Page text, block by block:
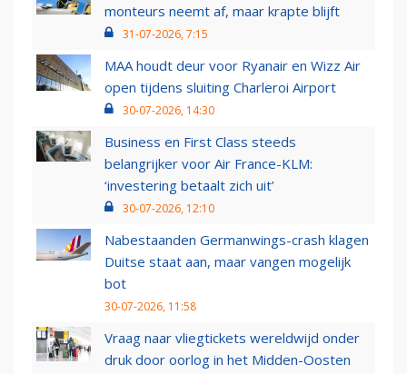
monteurs neemt af, maar krapte blijft
31-07-2026, 7:15
MAA houdt deur voor Ryanair en Wizz Air
open tijdens sluiting Charleroi Airport
30-07-2026, 14:30
Business en First Class steeds
belangrijker voor Air France-KLM:
‘investering betaalt zich uit’
30-07-2026, 12:10
Nabestaanden Germanwings-crash klagen
Duitse staat aan, maar vangen mogelijk
bot
30-07-2026, 11:58
Vraag naar vliegtickets wereldwijd onder
druk door oorlog in het Midden-Oosten